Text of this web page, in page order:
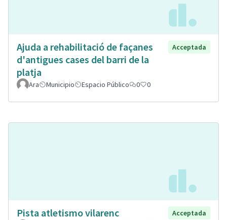
Ajuda a rehabilitació de façanes
d'antigues cases del barri de la
platja
Acceptada
Ara Municipio Espacio Público 0 0
Pista atletismo vilarenc
Acceptada